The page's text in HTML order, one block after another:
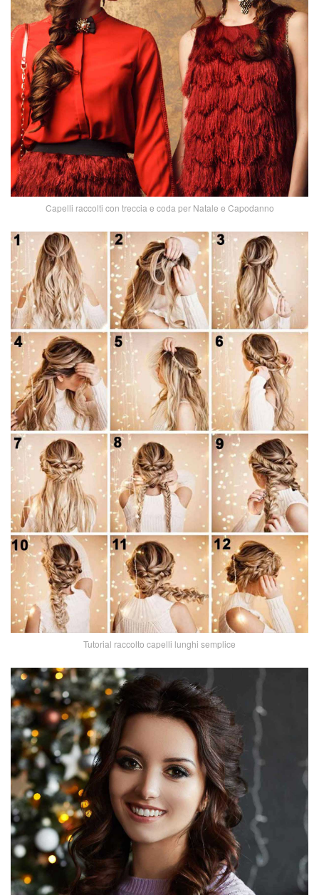
Capelli raccolti con treccia e coda per Natale e Capodanno
Tutorial raccolto capelli lunghi semplice